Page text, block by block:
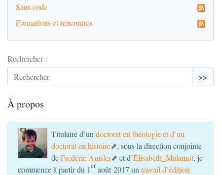
Sans code
Formations et rencontres
Rechercher :
>>
À propos
Titulaire d’un doctorat en théologie et d’un
doctorat en histoire
, sous la direction conjointe
deFrédéric Amsler et d’Élisabeth_Malamut, je
commence à partir du 1er août 2017 un travail d’édition